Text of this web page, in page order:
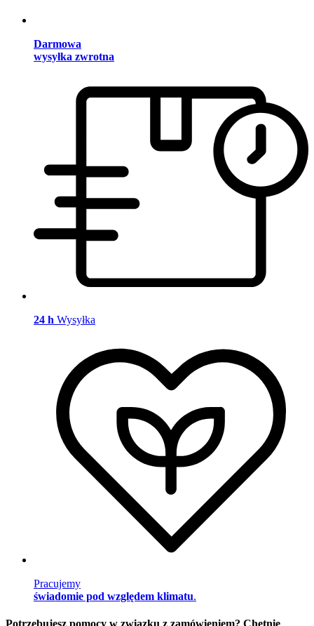
Darmowa
wysyłka zwrotna
24 h Wysyłka
Pracujemy
świadomie pod względem klimatu.
Potrzebujesz pomocy w związku z zamówieniem? Chętnie